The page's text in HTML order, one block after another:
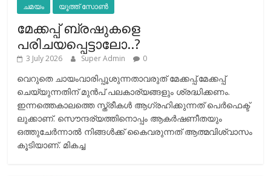
ചമയം യൂത്ത് സോൺ
മേക്കപ്പ് ബ്രഷുകളെ
പരിചയപ്പെട്ടാലോ..?
3 July 2026 Super Admin 0
വെറുതെ ചായംവാരിപ്പൂശുന്നതാവരുത് മേക്കപ്പ്.മേക്കപ്പ്
ചെയ്യുന്നതിന് മുന്‍പ് പലകാര്യങ്ങളും ശ്രദ്ധിക്കണം.
ഇന്നത്തെകാലത്തെ സ്ത്രീകള്‍ ആഗ്രഹിക്കുന്നത് പെര്‍ഫെക്ട്
ലുക്കാണ്. സൌന്ദര്യത്തിനൊപ്പം ആകര്‍ഷണീതയും
ഒത്തുചേര്‍ന്നാല്‍ നിങ്ങള്‍ക്ക് കൈവരുന്നത് ആത്മവിശ്വാസം
കൂടിയാണ്. മികച്ച